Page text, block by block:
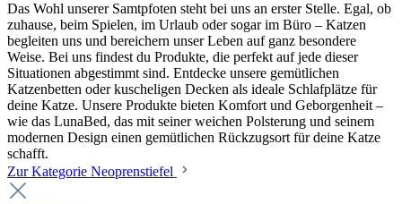
Das Wohl unserer Samtpfoten steht bei uns an erster Stelle. Egal, ob
zuhause, beim Spielen, im Urlaub oder sogar im Büro – Katzen
begleiten uns und bereichern unser Leben auf ganz besondere
Weise. Bei uns findest du Produkte, die perfekt auf jede dieser
Situationen abgestimmt sind. Entdecke unsere gemütlichen
Katzenbetten oder kuscheligen Decken als ideale Schlafplätze für
deine Katze. Unsere Produkte bieten Komfort und Geborgenheit –
wie das LunaBed, das mit seiner weichen Polsterung und seinem
modernen Design einen gemütlichen Rückzugsort für deine Katze
schafft.
Zur Kategorie Neoprenstiefel